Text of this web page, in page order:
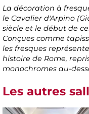
La décoration à
le Cavalier d'Arpino
siècle et le début de
Conçues comme
les fresques
histoire de Rome,
monochromes au-
Les autres